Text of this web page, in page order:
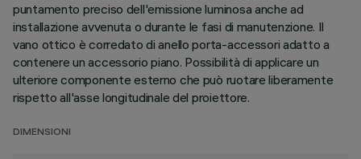
puntamento preciso dell'emissione luminosa anche ad
installazione avvenuta o durante le fasi di manutenzione. Il
vano ottico è corredato di anello porta-accessori adatto a
contenere un accessorio piano. Possibilità di applicare un
ulteriore componente esterno che può ruotare liberamente
rispetto all'asse longitudinale del proiettore.
DIMENSIONI